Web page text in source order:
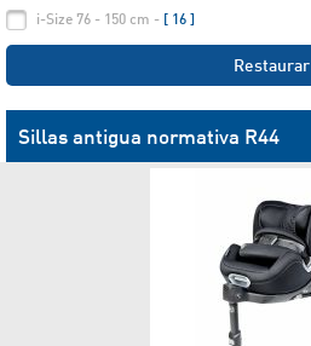
i-Size 76 - 150 cm - [ 16 ]
Restaurar
Sillas antigua normativa R44